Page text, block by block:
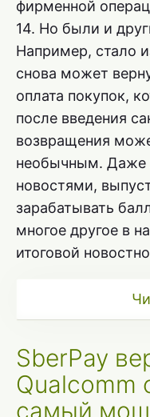
фирменной
14. Но были и
Например, стало
снова может
оплата покупок,
после введения
возвращения
необычным. Даже
новостями,
зарабатывать
многое другое в
итоговой
SberPay
Qualcomm
самый